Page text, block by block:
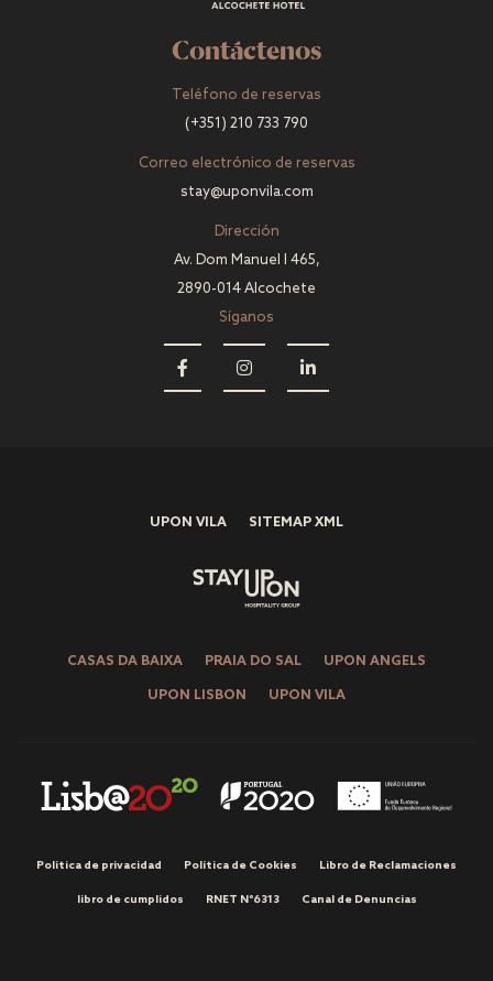
Contáctenos
Teléfono de reservas
(+351) 210 733 790
Correo electrónico de reservas
stay@uponvila.com
Dirección
Av. Dom Manuel I 465,
2890-014 Alcochete
Síganos
UPON VILA SITEMAP XML
CASAS DA BAIXA PRAIA DO SAL UPON ANGELS
UPON LISBON UPON VILA
Política de privacidad Política de Cookies Libro de Reclamaciones
libro de cumplidos RNET Nº6313 Canal de Denuncias